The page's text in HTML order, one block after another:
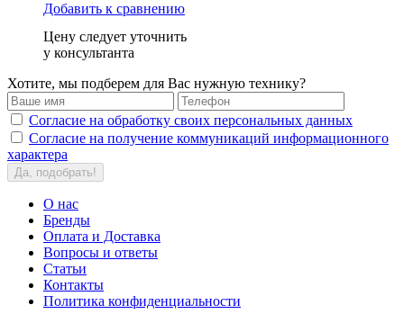
Добавить к сравнению
Цену следует уточнить
у консультанта
Хотите, мы подберем для Вас нужную технику?
Согласие на обработку своих персональных данных
Согласие на получение коммуникаций информационного
характера
Да, подобрать!
О нас
Бренды
Оплата и Доставка
Вопросы и ответы
Статьи
Контакты
Политика конфиденциальности